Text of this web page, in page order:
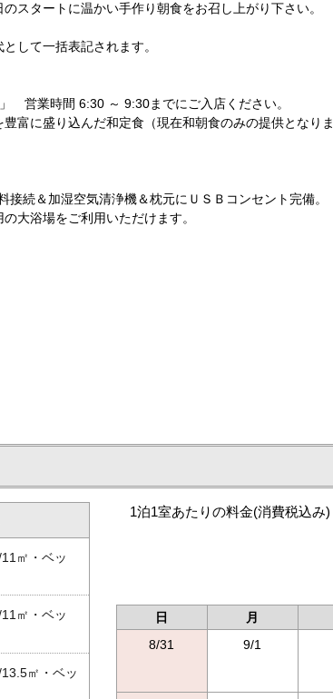
スタートに温かい手作り朝食をお召し上がり下さい。
して一括表記されます。
営業時間 6:30 ～ 9:30までにご入店ください。
富に盛り込んだ和定食（現在和朝食のみの提供となりま
接続＆加湿空気清浄機＆枕元にＵＳＢコンセント完備。
の大浴場をご利用いただけます。
㎡・ベッ
㎡・ベッ
㎡・ベッ
1泊1室あたりの料金(消費税込み)
日 月
8/31
9/1